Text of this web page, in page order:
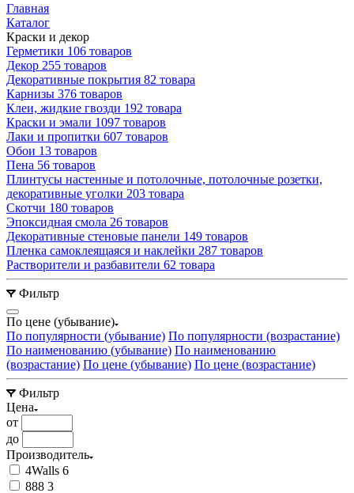
Главная
Каталог
Краски и декор
Герметики 106 товаров
Декор 255 товаров
Декоративные покрытия 82 товара
Карнизы 376 товаров
Клеи, жидкие гвозди 192 товара
Краски и эмали 1097 товаров
Лаки и пропитки 607 товаров
Обои 13 товаров
Пена 56 товаров
Плинтусы настенные и потолочные, потолочные розетки,
декоративные уголки 203 товара
Скотчи 180 товаров
Эпоксидная смола 26 товаров
Декоративные стеновые панели 149 товаров
Пленка самоклеящаяся и наклейки 287 товаров
Растворители и разбавители 62 товара
Фильтр
По цене (убывание)
По популярности (убывание) По популярности (возрастание)
По наименованию (убывание) По наименованию
(возрастание) По цене (убывание) По цене (возрастание)
Фильтр
Цена
от
до
Производитель
4Walls 6
888 3